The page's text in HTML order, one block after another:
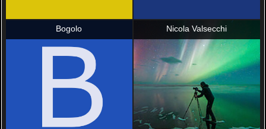
Bogolo Nicola Valsecchi